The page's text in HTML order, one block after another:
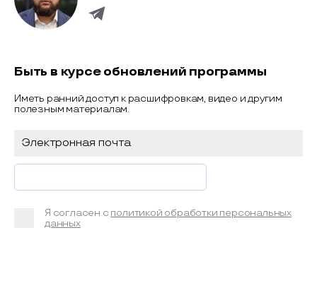
Быть в курсе обновлений программы
Иметь ранний доступ к расшифровкам, видео и другим
полезным материалам.
Я согласен с политикой обработки персональных
данных